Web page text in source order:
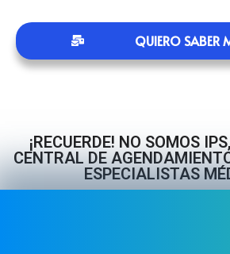
QUIERO SABER
¡RECUERDE! NO SOMOS
CENTRAL DE
ESPECIALISTAS